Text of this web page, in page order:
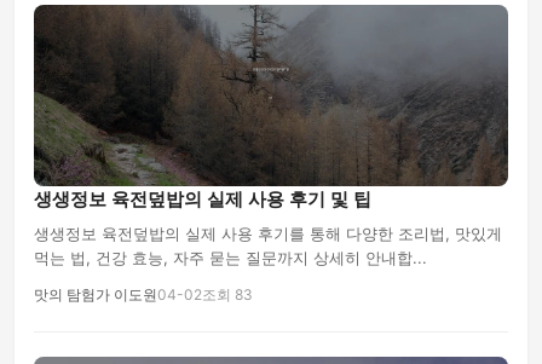
생생정보 육전덮밥의 실제 사용 후기 및 팁
생생정보 육전덮밥의 실제 사용 후기를 통해 다양한 조리법, 맛있게
먹는 법, 건강 효능, 자주 묻는 질문까지 상세히 안내합...
맛의 탐험가 이도원04-02조회 83